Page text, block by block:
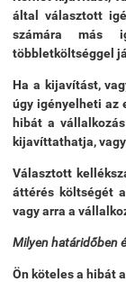
által választott
számára más
többletköltséggel
Ha a kijavítást,
úgy igényelheti az
hibát a
kijavíttathatja,
Választott
áttérés költségét
vagy arra a
Milyen határidőben
Ön köteles a hibát